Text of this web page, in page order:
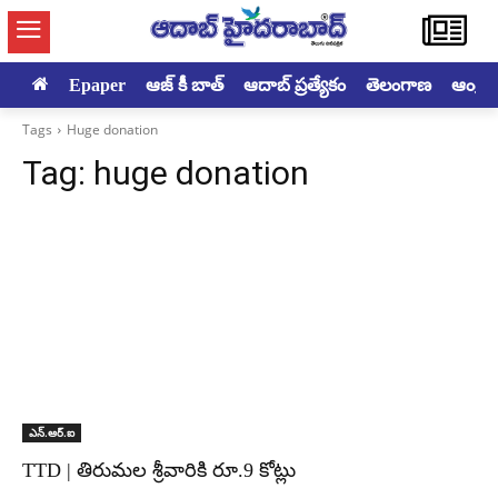
Epaper ఆజ్ కీ బాత్ ఆదాబ్ ప్రత్యేకం తెలంగాణ
Tags Huge donation
Tag: huge donation
ఎన్‌.ఆర్‌.ఐ
TTD | తిరుమల శ్రీవారికి రూ.9 కోట్లు